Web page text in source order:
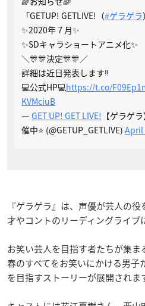
「GETUP! GETLIVE!（#ゲラゲラ
✨2020年７月✨
✨SDキャラショートアニメ化✨
＼🎊🎊決定🎊🎊／
詳細は近日発表します‼️
💻公式HP💻https://t.co/
KVMciuB
— GET UP! GET LIVE! 【ゲラゲ
催中⭐ (@GETUP_GETLIVE) April
『ゲラゲラ』は、声優が芸人の
才やコントのリーディングライブ
お笑い芸人を目指す者たちが集ま
春のすべてをお笑いにかける男子
を目指すストーリーが展開されま